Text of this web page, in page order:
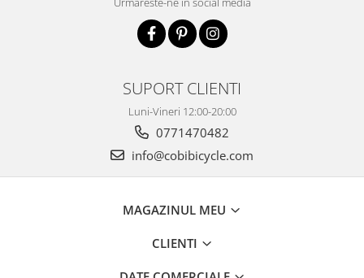
SUPORT CLIENTI
Luni-Vineri 12:00-20:00
0771470482
info@cobibicycle.com
MAGAZINUL MEU
CLIENTI